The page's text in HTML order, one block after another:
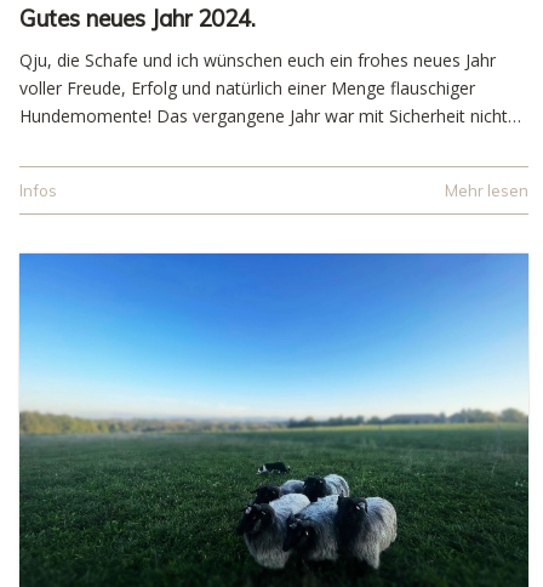
Gutes neues Jahr 2024.
Qju, die Schafe und ich wünschen euch ein frohes neues Jahr
voller Freude, Erfolg und natürlich einer Menge flauschiger
Hundemomente! Das vergangene Jahr war mit Sicherheit nicht…
Infos Mehr lesen